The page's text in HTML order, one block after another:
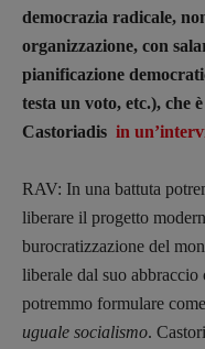
democrazia radicale,
organizzazione, con
pianificazione
testa un voto, etc.), che
Castoriadis in
RAV: In una battuta
liberare il progetto
burocratizzazione del
liberale dal suo
potremmo formulare
uguale socialismo.